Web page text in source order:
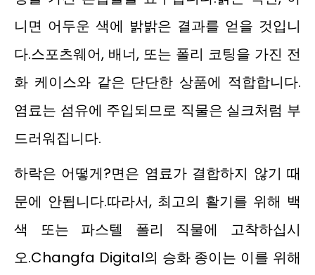
니면 어두운 색에 밝밝은 결과를 얻을 것입니
다.스포츠웨어, 배너, 또는 폴리 코팅을 가진 전
화 케이스와 같은 단단한 상품에 적합합니다.
염료는 섬유에 주입되므로 직물은 실크처럼 부
드러워집니다.
하락은 어떻게?면은 염료가 결합하지 않기 때
문에 안됩니다.따라서, 최고의 활기를 위해 백
색 또는 파스텔 폴리 직물에 고착하십시
오.Changfa Digital의 승화 종이는 이를 위해